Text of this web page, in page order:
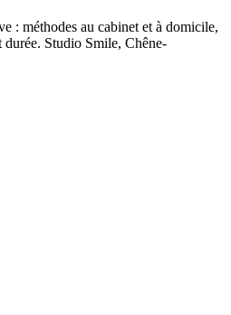
: méthodes au cabinet et à domicile,
Studio Smile, Chêne-